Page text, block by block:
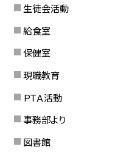
生徒会活動
給食室
保健室
現職教育
ＰＴＡ活動
事務部より
図書館